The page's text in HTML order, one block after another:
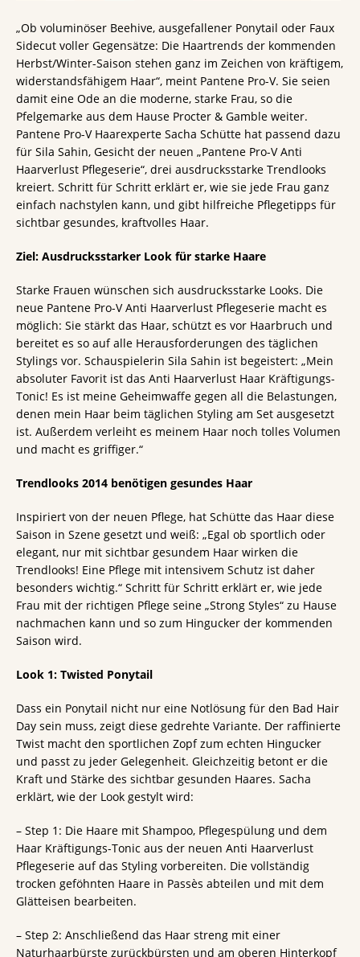
„Ob voluminöser Beehive, ausgefallener Ponytail oder Faux
Sidecut voller Gegensätze: Die Haartrends der kommenden
Herbst/Winter-Saison stehen ganz im Zeichen von kräftigem,
widerstandsfähigem Haar“, meint Pantene Pro-V. Sie seien
damit eine Ode an die moderne, starke Frau, so die
Pfelgemarke aus dem Hause Procter & Gamble weiter.
Pantene Pro-V Haarexperte Sacha Schütte hat passend dazu
für Sila Sahin, Gesicht der neuen „Pantene Pro-V Anti
Haarverlust Pflegeserie“, drei ausdrucksstarke Trendlooks
kreiert. Schritt für Schritt erklärt er, wie sie jede Frau ganz
einfach nachstylen kann, und gibt hilfreiche Pflegetipps für
sichtbar gesundes, kraftvolles Haar.
Ziel: Ausdrucksstarker Look für starke Haare
Starke Frauen wünschen sich ausdrucksstarke Looks. Die
neue Pantene Pro-V Anti Haarverlust Pflegeserie macht es
möglich: Sie stärkt das Haar, schützt es vor Haarbruch und
bereitet es so auf alle Herausforderungen des täglichen
Stylings vor. Schauspielerin Sila Sahin ist begeistert: „Mein
absoluter Favorit ist das Anti Haarverlust Haar Kräftigungs-
Tonic! Es ist meine Geheimwaffe gegen all die Belastungen,
denen mein Haar beim täglichen Styling am Set ausgesetzt
ist. Außerdem verleiht es meinem Haar noch tolles Volumen
und macht es griffiger.“
Trendlooks 2014 benötigen gesundes Haar
Inspiriert von der neuen Pflege, hat Schütte das Haar diese
Saison in Szene gesetzt und weiß: „Egal ob sportlich oder
elegant, nur mit sichtbar gesundem Haar wirken die
Trendlooks! Eine Pflege mit intensivem Schutz ist daher
besonders wichtig.“ Schritt für Schritt erklärt er, wie jede
Frau mit der richtigen Pflege seine „Strong Styles“ zu Hause
nachmachen kann und so zum Hingucker der kommenden
Saison wird.
Look 1: Twisted Ponytail
Dass ein Ponytail nicht nur eine Notlösung für den Bad Hair
Day sein muss, zeigt diese gedrehte Variante. Der raffinierte
Twist macht den sportlichen Zopf zum echten Hingucker
und passt zu jeder Gelegenheit. Gleichzeitig betont er die
Kraft und Stärke des sichtbar gesunden Haares. Sacha
erklärt, wie der Look gestylt wird:
– Step 1: Die Haare mit Shampoo, Pflegespülung und dem
Haar Kräftigungs-Tonic aus der neuen Anti Haarverlust
Pflegeserie auf das Styling vorbereiten. Die vollständig
trocken geföhnten Haare in Passès abteilen und mit dem
Glätteisen bearbeiten.
– Step 2: Anschließend das Haar streng mit einer
Naturhaarbürste zurückbürsten und am oberen Hinterkopf